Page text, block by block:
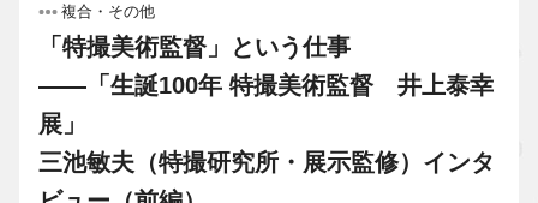
複合・その他
「特撮美術監督」という仕事
――「生誕100年 特撮美術監督 井上泰幸
展」
三池敏夫（特撮研究所・展示監修）インタ